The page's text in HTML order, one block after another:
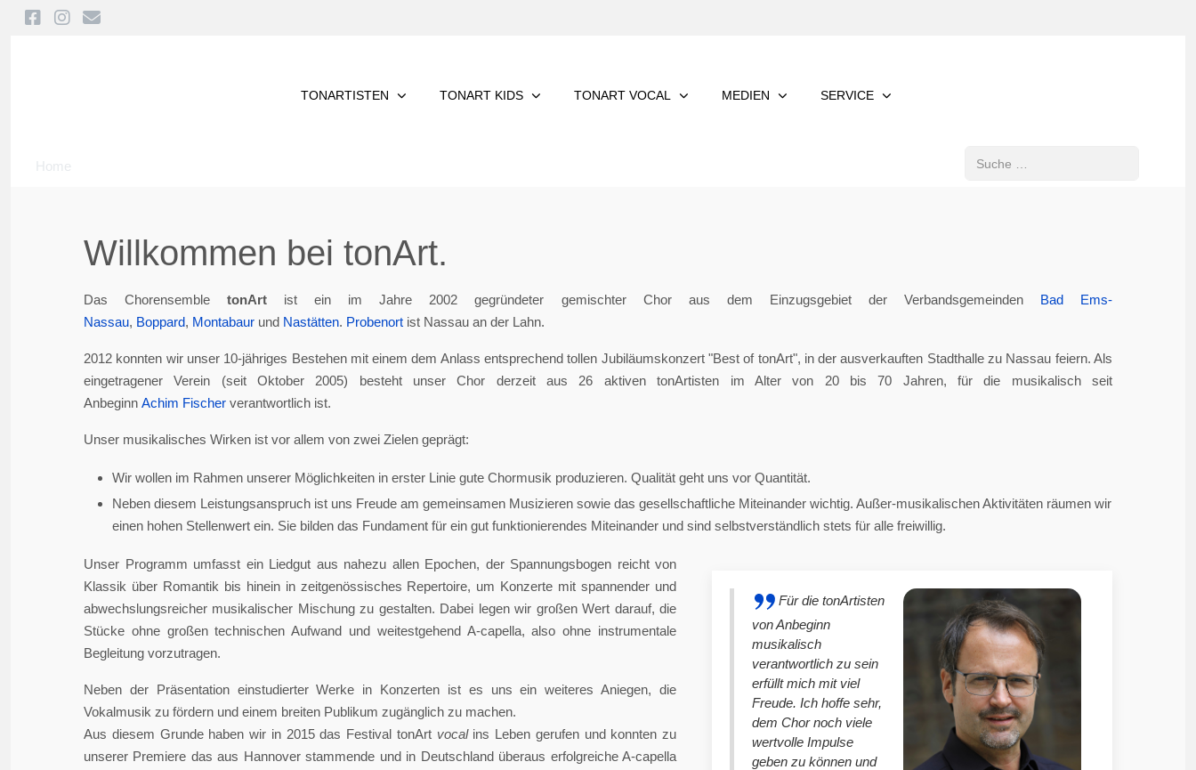
TONARTISTEN TONART KIDS TONART VOCAL MEDIEN SERVICE
Home
Suchen
Willkommen bei tonArt.
Das ChorensembletonArt ist ein im Jahre 2002 gegründeter gemischter Chor aus dem Einzugsgebiet der Verbandsgemeinden Bad Ems-
Nassau, Boppard, Montabaur und Nastätten. Probenort ist Nassau an der Lahn.
2012 konnten wir unser 10-jähriges Bestehen mit einem dem Anlass entsprechend tollen Jubiläumskonzert "Best of tonArt", in der ausverkauften Stadthalle zu Nassau feiern. Als
eingetragener Verein (seit Oktober 2005) besteht unser Chor derzeit aus 26 aktiven tonArtisten im Alter von 20 bis 70 Jahren, für die musikalisch seit
Anbeginn Achim Fischer verantwortlich ist.
Unser musikalisches Wirken ist vor allem von zwei Zielen geprägt:
Wir wollen im Rahmen unserer Möglichkeiten in erster Linie gute Chormusik produzieren. Qualität geht uns vor Quantität.
Neben diesem Leistungsanspruch ist uns Freude am gemeinsamen Musizieren sowie das gesellschaftliche Miteinander wichtig. Außer-musikalischen Aktivitäten räumen wir
einen hohen Stellenwert ein. Sie bilden das Fundament für ein gut funktionierendes Miteinander und sind selbstverständlich stets für alle freiwillig.
Für die tonArtisten
von Anbeginn
musikalisch
verantwortlich zu sein
erfüllt mich mit viel
Freude. Ich hoffe sehr,
dem Chor noch viele
wertvolle Impulse
geben zu können und
Unser Programm umfasst ein Liedgut aus nahezu allen Epochen, der Spannungsbogen reicht von
Klassik über Romantik bis hinein in zeitgenössisches Repertoire, um Konzerte mit spannender und
abwechslungsreicher musikalischer Mischung zu gestalten. Dabei legen wir großen Wert darauf, die
Stücke ohne großen technischen Aufwand und weitestgehend A-capella, also ohne instrumentale
Begleitung vorzutragen.
Neben der Präsentation einstudierter Werke in Konzerten ist es uns ein weiteres Aniegen, die
Vokalmusik zu fördern und einem breiten Publikum zugänglich zu machen.
Aus diesem Grunde haben wir in 2015 das Festival tonArt vocal ins Leben gerufen und konnten zu
unserer Premiere das aus Hannover stammende und in Deutschland überaus erfolgreiche A-capella